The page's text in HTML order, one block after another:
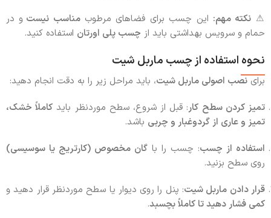
⚠ نکته مهم: این چسب برای فضاهای مرطوبمناسب نیست و در
حمام و سرویس بهداشتی باید از چسب پلی اورتان استفاده کنید.
نحوه استفاده از چسب ماربل شیت
برای نصب اصولی ماربل شیت، باید مراحل زیر را به دقت انجام دهید:
تمیز کردن سطح کار: قبل از شروع، سطح موردنظر باید کاملاً خشک،
تمیز و عاری از گردوغبار و چربی باشد.
استفاده از چسب: چسب را با گان مخصوص (کارتریج یا سوسیسی)
روی سطح بزنید.
قرار دادن ماربل شیت: پنل را روی دیوار یا سطح موردنظر قرار دهید و
کمی فشار دهید تا کاملاً بچسبد.